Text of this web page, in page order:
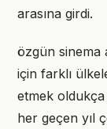
arasına girdi.
özgün sinema
için farklı
etmek oldukça
her geçen yıl